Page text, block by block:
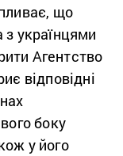
що
з українцями
Агентство
відповідні
боку
у його